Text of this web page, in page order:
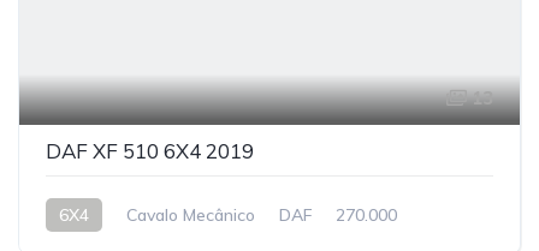
13
DAF XF 510 6X4 2019
6X4 Cavalo Mecânico DAF 270.000